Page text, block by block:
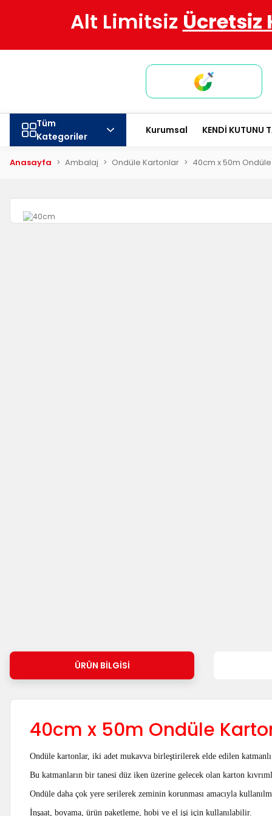
Alt Limitsiz Ücretsiz
Tüm
Kategoriler
Kurumsal KENDİ KUTUNU
Anasayfa Ambalaj Ondüle Kartonlar 40cm x 50m
ÜRÜN BILGISI
40cm x 50m Ondüle
Ondüle kartonlar, iki adet mukavva birleştirilerek elde edilen
Bu katmanların bir tanesi düz iken üzerine gelecek olan karton
Ondüle daha çok yere serilerek zeminin korunması amacıyla
İnşaat, boyama, ürün paketleme, hobi ve el işi için kullanılabilir.